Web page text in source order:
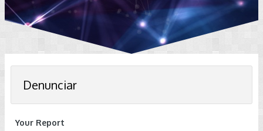
Denunciar
Your Report